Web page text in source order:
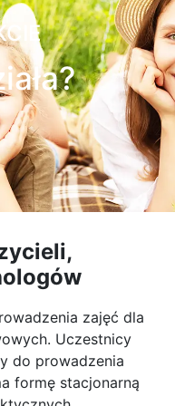
zajęć dla
Uczestnicy
do prowadzenia
formę stacjonarną